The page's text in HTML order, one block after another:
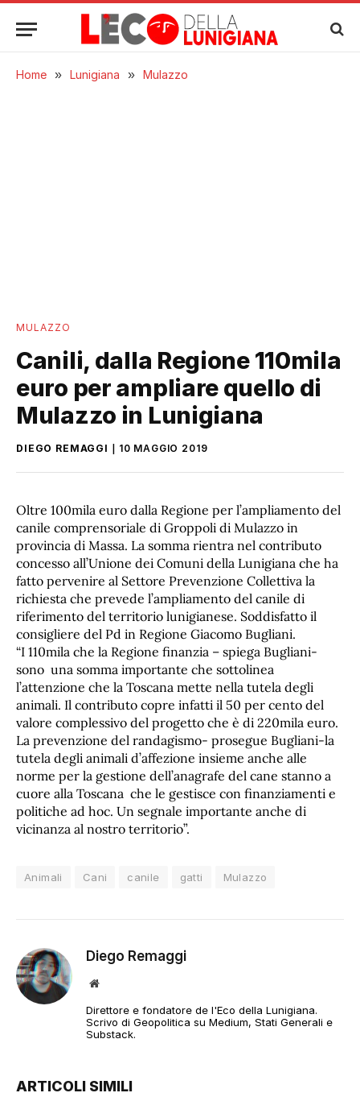
Home » Lunigiana » Mulazzo
MULAZZO
Canili, dalla Regione 110mila
euro per ampliare quello di
Mulazzo in Lunigiana
DIEGO REMAGGI 10 MAGGIO 2019
Oltre 100mila euro dalla Regione per l’ampliamento del
canile comprensoriale di Groppoli di Mulazzo in
provincia di Massa. La somma rientra nel contributo
concesso all’Unione dei Comuni della Lunigiana che ha
fatto pervenire al Settore Prevenzione Collettiva la
richiesta che prevede l’ampliamento del canile di
riferimento del territorio lunigianese. Soddisfatto il
consigliere del Pd in Regione Giacomo Bugliani.
“I 110mila che la Regione finanzia – spiega Bugliani-
sono una somma importante che sottolinea
l’attenzione che la Toscana mette nella tutela degli
animali. Il contributo copre infatti il 50 per cento del
valore complessivo del progetto che è di 220mila euro.
La prevenzione del randagismo- prosegue Bugliani-la
tutela degli animali d’affezione insieme anche alle
norme per la gestione dell’anagrafe del cane stanno a
cuore alla Toscana che le gestisce con finanziamenti e
politiche ad hoc. Un segnale importante anche di
vicinanza al nostro territorio”.
Animali Cani canile gatti Mulazzo
Diego Remaggi
Sito
Direttore e fondatore de l'Eco della Lunigiana.
Scrivo di Geopolitica su Medium, Stati Generali e
Substack.
ARTICOLI SIMILI